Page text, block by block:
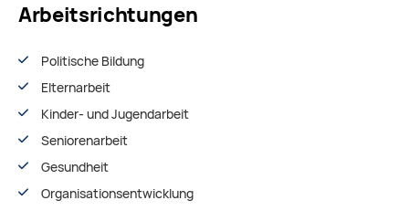
Arbeitsrichtungen
Politische Bildung
Elternarbeit
Kinder- und Jugendarbeit
Seniorenarbeit
Gesundheit
Organisationsentwiсklung